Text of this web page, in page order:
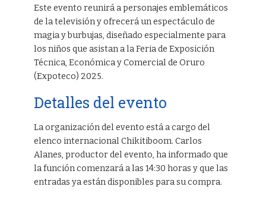
Este evento reunirá a personajes emblemáticos
de la televisión y ofrecerá un espectáculo de
magia y burbujas, diseñado especialmente para
los niños que asistan a la Feria de Exposición
Técnica, Económica y Comercial de Oruro
(Expoteco) 2025.
Detalles del evento
La organización del evento está a cargo del
elenco internacional Chikitiboom. Carlos
Alanes, productor del evento, ha informado que
la función comenzará a las 14:30 horas y que las
entradas ya están disponibles para su compra.